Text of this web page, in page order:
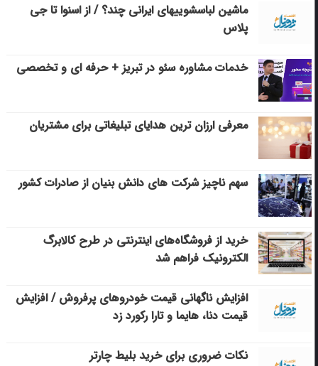
ماشین لباسشویی‎های ایرانی چند؟ / از اسنوا تا جی
پلاس
خدمات مشاوره سئو در تبریز + حرفه ای و تخصصی
معرفی ارزان ترین هدایای تبلیغاتی برای مشتریان
سهم ناچیز شرکت های دانش بنیان از صادرات کشور
خرید از فروشگاه‌های اینترنتی در طرح کالابرگ
الکترونیک فراهم شد
افزایش ناگهانی قیمت خودروهای پرفروش / افزایش
قیمت دنا، هایما و تارا رکورد زد
نکات ضروری برای خرید بلیط چارتر